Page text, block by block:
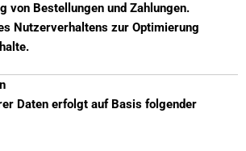
von Bestellungen und Zahlungen.
Nutzerverhaltens zur Optimierung
Daten erfolgt auf Basis folgender